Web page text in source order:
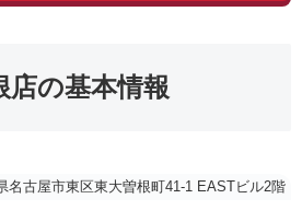
店の基本情報
名古屋市東区東大曽根町41-1 EASTビル2階